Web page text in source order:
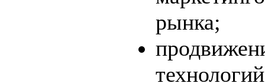
рынка;